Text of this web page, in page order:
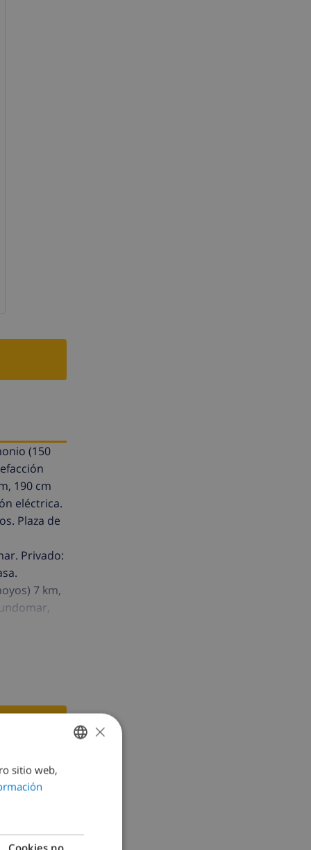
(150
190 cm
eléctrica.
Plaza de
Privado:
7 km,
SPANISH
DUTCH
SPANISH
×
sitio web,